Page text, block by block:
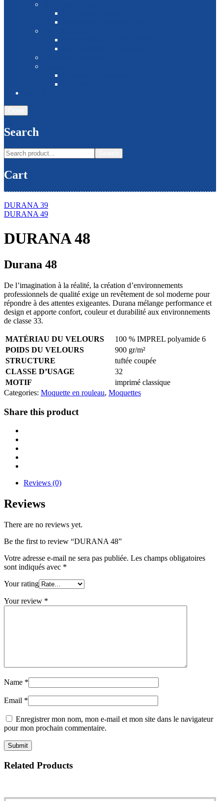
Search
Cart
DURANA 39
DURANA 49
DURANA 48
Durana 48
De l’imagination à la réalité, la création d’environnements
professionnels de qualité exige un revêtement de sol moderne pour
répondre à des attentes exigeantes. Durana mélange performance et
design et apporte confort, couleur et durabilité aux environnements
de classe 33.
MATÉRIAU DU VELOURS
100 % IMPREL polyamide 6
POIDS DU VELOURS
900 gr/m²
STRUCTURE
tuftée coupée
CLASSE D’USAGE
32
MOTIF
imprimé classique
Categories: Moquette en rouleau, Moquettes
Share this product
Reviews (0)
Reviews
There are no reviews yet.
Be the first to review “DURANA 48”
Votre adresse e-mail ne sera pas publiée. Les champs obligatoires
sont indiqués avec *
Your rating
Your review *
Name *
Email *
Enregistrer mon nom, mon e-mail et mon site dans le navigateur
pour mon prochain commentaire.
Related Products